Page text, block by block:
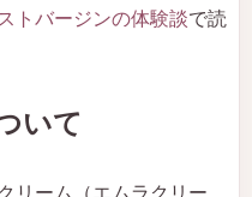
トバージンの体験談で読
いて
リーム（エムラクリー